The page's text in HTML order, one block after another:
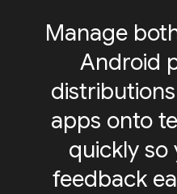
Manage
Android
apps onto
quickly so
feedback